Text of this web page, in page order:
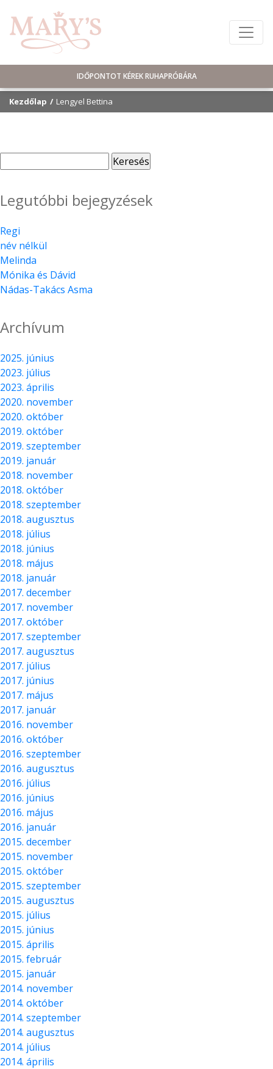
IDŐPONTOT KÉREK RUHAPRÓBÁRA
Kezdőlap Lengyel Bettina
Legutóbbi bejegyzések
Regi
név nélkül
Melinda
Mónika és Dávid
Nádas-Takács Asma
Archívum
2025. június
2023. július
2023. április
2020. november
2020. október
2019. október
2019. szeptember
2019. január
2018. november
2018. október
2018. szeptember
2018. augusztus
2018. július
2018. június
2018. május
2018. január
2017. december
2017. november
2017. október
2017. szeptember
2017. augusztus
2017. július
2017. június
2017. május
2017. január
2016. november
2016. október
2016. szeptember
2016. augusztus
2016. július
2016. június
2016. május
2016. január
2015. december
2015. november
2015. október
2015. szeptember
2015. augusztus
2015. július
2015. június
2015. április
2015. február
2015. január
2014. november
2014. október
2014. szeptember
2014. augusztus
2014. július
2014. április